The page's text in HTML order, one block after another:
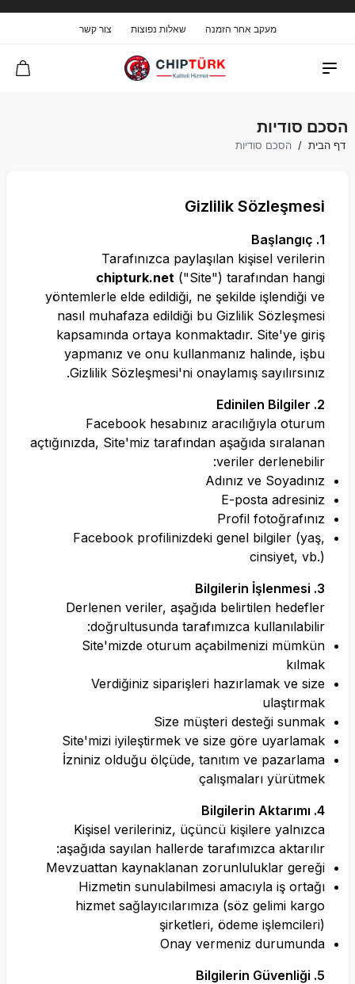
מעקב אחר הזמנה שאלות נפוצות צור קשר
הסכם סודיות
דף הבית / הסכם סודיות
Gizlilik Sözleşmesi
1. Başlangıç
Tarafınızca paylaşılan kişisel verilerin
chipturk.net ("Site") tarafından hangi
yöntemlerle elde edildiği, ne şekilde işlendiği ve
nasıl muhafaza edildiği bu Gizlilik Sözleşmesi
kapsamında ortaya konmaktadır. Site'ye giriş
yapmanız ve onu kullanmanız halinde, işbu
Gizlilik Sözleşmesi'ni onaylamış sayılırsınız.
2. Edinilen Bilgiler
Facebook hesabınız aracılığıyla oturum
açtığınızda, Site'miz tarafından aşağıda sıralanan
veriler derlenebilir:
Adınız ve Soyadınız
E-posta adresiniz
Profil fotoğrafınız
Facebook profilinizdeki genel bilgiler (yaş,
cinsiyet, vb.)
3. Bilgilerin İşlenmesi
Derlenen veriler, aşağıda belirtilen hedefler
doğrultusunda tarafımızca kullanılabilir:
Site'mizde oturum açabilmenizi mümkün
kılmak
Verdiğiniz siparişleri hazırlamak ve size
ulaştırmak
Size müşteri desteği sunmak
Site'mizi iyileştirmek ve size göre uyarlamak
İzniniz olduğu ölçüde, tanıtım ve pazarlama
çalışmaları yürütmek
4. Bilgilerin Aktarımı
Kişisel verileriniz, üçüncü kişilere yalnızca
aşağıda sayılan hallerde tarafımızca aktarılır:
Mevzuattan kaynaklanan zorunluluklar gereği
Hizmetin sunulabilmesi amacıyla iş ortağı
hizmet sağlayıcılarımıza (söz gelimi kargo
şirketleri, ödeme işlemcileri)
Onay vermeniz durumunda
5. Bilgilerin Güvenliği